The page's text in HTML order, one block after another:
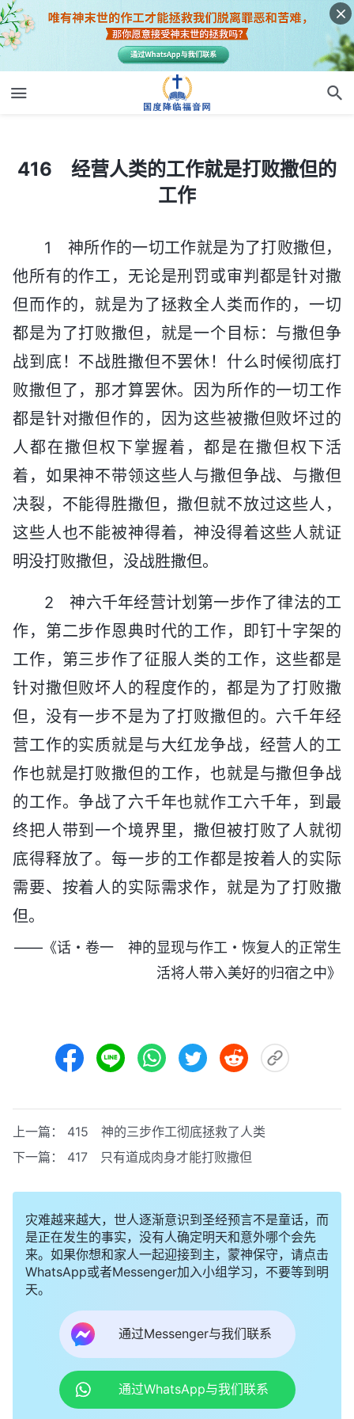
416 经营人类的工作就是打败撒但的工作
416 经营人类的工作就是打败撒但的
工作
1 神所作的一切工作就是为了打败撒但，
他所有的作工，无论是刑罚或审判都是针对撒
但而作的，就是为了拯救全人类而作的，一切
都是为了打败撒但，就是一个目标：与撒但争
战到底！不战胜撒但不罢休！什么时候彻底打
败撒但了，那才算罢休。因为所作的一切工作
都是针对撒但作的，因为这些被撒但败坏过的
人都在撒但权下掌握着，都是在撒但权下活
着，如果神不带领这些人与撒但争战、与撒但
决裂，不能得胜撒但，撒但就不放过这些人，
这些人也不能被神得着，神没得着这些人就证
明没打败撒但，没战胜撒但。
2 神六千年经营计划第一步作了律法的工
作，第二步作恩典时代的工作，即钉十字架的
工作，第三步作了征服人类的工作，这些都是
针对撒但败坏人的程度作的，都是为了打败撒
但，没有一步不是为了打败撒但的。六千年经
营工作的实质就是与大红龙争战，经营人的工
作也就是打败撒但的工作，也就是与撒但争战
的工作。争战了六千年也就作工六千年，到最
终把人带到一个境界里，撒但被打败了人就彻
底得释放了。每一步的工作都是按着人的实际
需要、按着人的实际需求作，就是为了打败撒
但。
——《话・卷一 神的显现与作工・恢复人的正常生
活将人带入美好的归宿之中》
上一篇： 415 神的三步作工彻底拯救了人类
下一篇： 417 只有道成肉身才能打败撒但
灾难越来越大，世人逐渐意识到圣经预言不是童话，而
是正在发生的事实，没有人确定明天和意外哪个会先
来。如果你想和家人一起迎接到主，蒙神保守，请点击
WhatsApp或者Messenger加入小组学习，不要等到明
天。
通过Messenger与我们联系
通过WhatsApp与我们联系